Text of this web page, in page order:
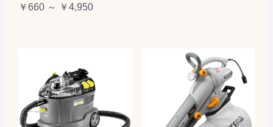
￥660 ～ ￥4,950